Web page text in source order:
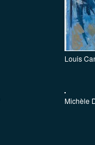
Louis
Michèle